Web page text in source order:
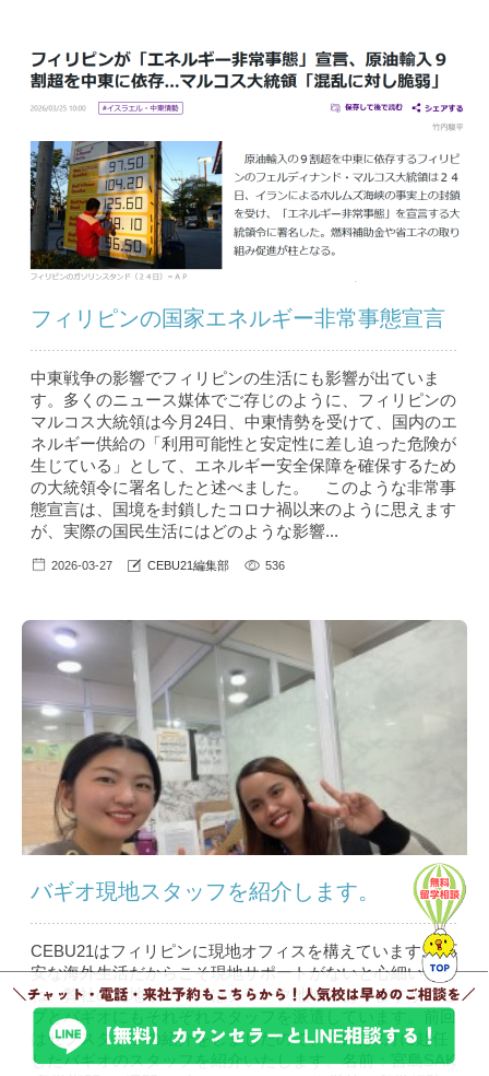
フィリピンの国家エネルギー非常事態宣言
中東戦争の影響でフィリピンの生活にも影響が出ていま
す。多くのニュース媒体でご存じのように、フィリピンの
マルコス大統領は今月24日、中東情勢を受けて、国内のエ
ネルギー供給の「利用可能性と安定性に差し迫った危険が
生じている」として、エネルギー安全保障を確保するため
の大統領令に署名したと述べました。 このような非常事
態宣言は、国境を封鎖したコロナ禍以来のように思えます
が、実際の国民生活にはどのような影響...
2026-03-27 CEBU21編集部 536
バギオ現地スタッフを紹介します。
CEBU21はフィリピンに現地オフィスを構えています。 不
安な海外生活だからこそ現地サポートがないと心細いです
ね。弊社の現地オフィスはクラーク地域にありますが、セ
ブとバギオにもそれぞれスタッフを派遣しています。前回
はセブスタッフの紹介をしましたので、今回は2月に赴任
したバギオのスタッフを紹介いたします。名前：宮島SAK